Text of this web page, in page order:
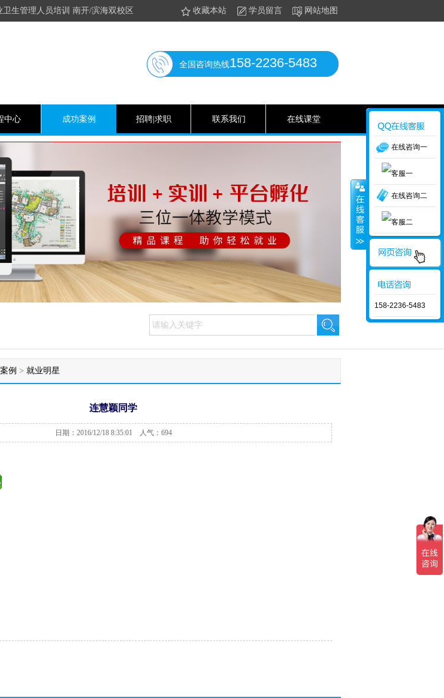
收藏本站 学员留言 网站地图
生管理人员培训 南开/滨海双校区
全国咨询热线158-2236-5483
中心 成功案例 招聘|求职 联系我们 在线课堂
例 > 就业明星
连慧颖同学
日期：2016/12/18 8:35:01 人气： 694
在线咨询一
在线咨询二
158-2236-5483